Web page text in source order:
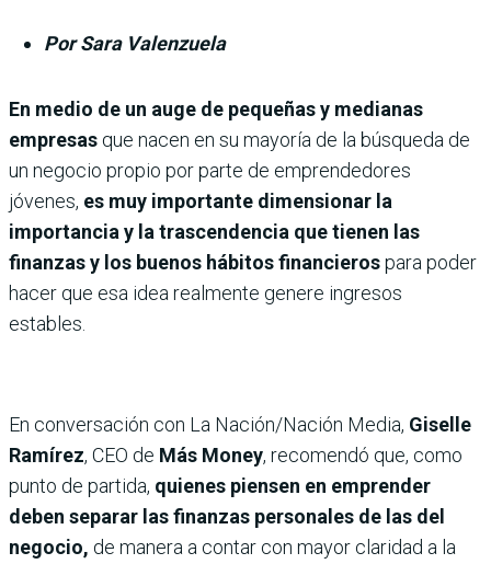
Por Sara Valenzuela
En medio de un auge de pequeñas y medianas
empresas que nacen en su mayoría de la búsqueda de
un negocio propio por parte de emprendedores
jóvenes, es muy importante dimensionar la
importancia y la trascendencia que tienen las
finanzas y los buenos hábitos financierospara poder
hacer que esa idea realmente genere ingresos
estables.
En conversación con La Nación/Nación Media, Giselle
Ramírez, CEO de Más Money, recomendó que, como
punto de partida, quienes piensen en emprender
deben separar las finanzas personales de las del
negocio, de manera a contar con mayor claridad a la